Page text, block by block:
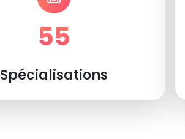
55
Spécialisations